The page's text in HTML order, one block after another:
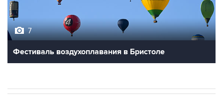
Фестиваль воздухоплавания в Бристоле